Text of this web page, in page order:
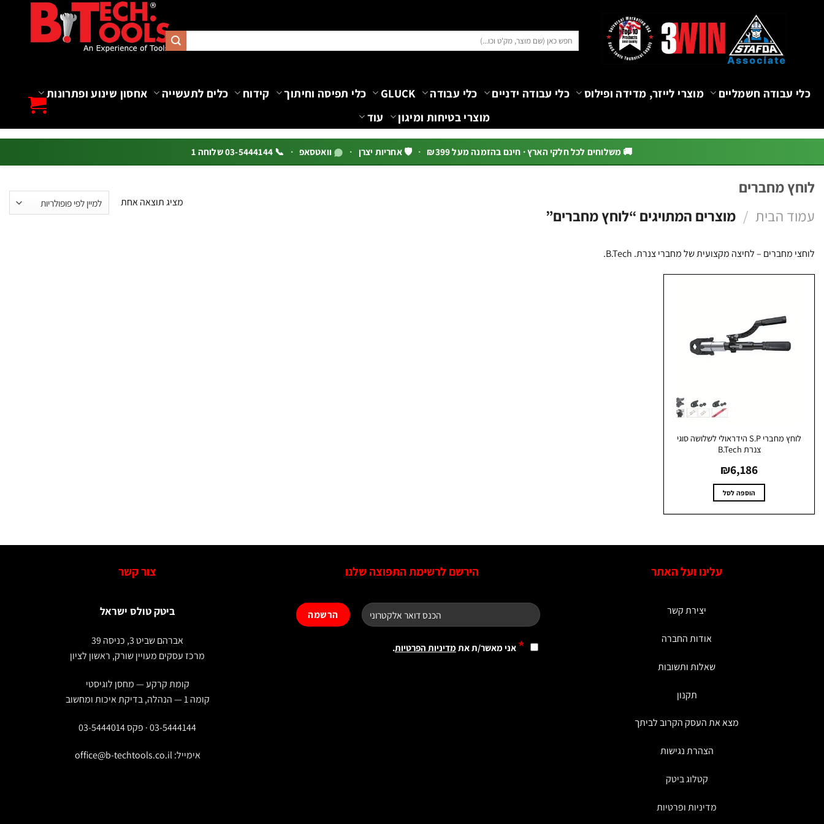
כלי עבודה חשמליים מוצרי לייזר, מדידה ופילוס כלי עבודה ידניים כלי עבודה GLUCK כלי תפיסה וחיתוך קידוח כלים לתעשייה
אחסון שינוע ופתרונות
מוצרי בטיחות ומיגון
עוד
🚚 משלוחים לכל חלקי הארץ · חינם בהזמנה מעל ₪399 · 🛡️ אחריות יצרן · וואטסאפ · 📞 03-5444144 שלוחה 1
לוחץ מחברים
עמוד הבית / מוצרים המתויגים “לוחץ מחברים”
מציג תוצאה אחת
לוחצי מחברים – לחיצה מקצועית של מחברי צנרת. B.Tech.
לוחץ מחברי S.P הידראולי לשלושה סוגי
צנרת B.Tech
₪6,186
הוספה לסל
עלינו ועל האתר
יצירת קשר
אודות החברה
שאלות ותשובות
תקנון
מצא את העסק הקרוב לביתך
הצהרת נגישות
קטלוג ביטק
מדיניות ופרטיות
הירשם לרשימת התפוצה שלנו
* אני מאשר/ת את מדיניות הפרטיות.
צור קשר
ביטק טולס ישראל
אברהם שביט 3, כניסה 39
מרכז עסקים מעויין שורק, ראשון לציון
קומת קרקע — מחסן לוגיסטי
קומה 1 — הנהלה, בדיקת איכות ומחשוב
03-5444144 · פקס 03-5444014
אימייל:office@b-techtools.co.il